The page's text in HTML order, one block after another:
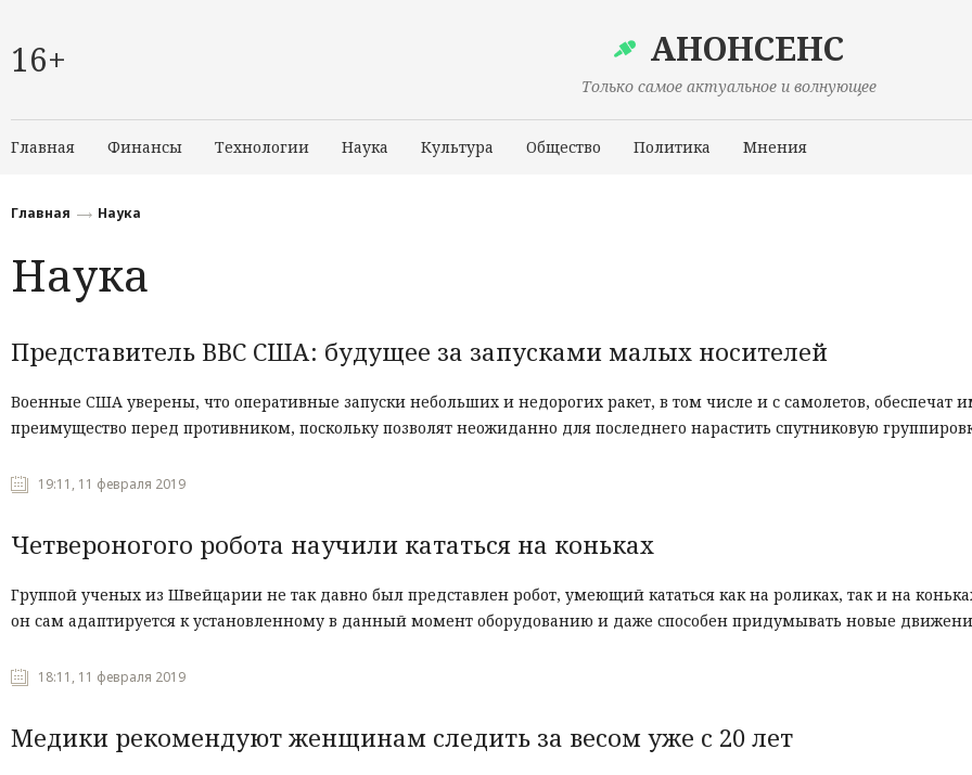
16+ АНОНСЕНС
Только самое актуальное и волнующее
Главная Финансы Технологии Наука Культура Общество Политика Мнения
Главная Наука
Наука
Представитель ВВС США: будущее за запусками малых носителей
Военные США уверены, что оперативные запуски небольших и недорогих ракет, в том числе и с самолетов, обеспечат
преимущество перед противником, поскольку позволят неожиданно для последнего нарастить спутниковую
19:11, 11 февраля 2019
Четвероногого робота научили кататься на коньках
Группой ученых из Швейцарии не так давно был представлен робот, умеющий кататься как на роликах, так и на
он сам адаптируется к установленному в данный момент оборудованию и даже способен придумывать новые
18:11, 11 февраля 2019
Медики рекомендуют женщинам следить за весом уже с 20 лет